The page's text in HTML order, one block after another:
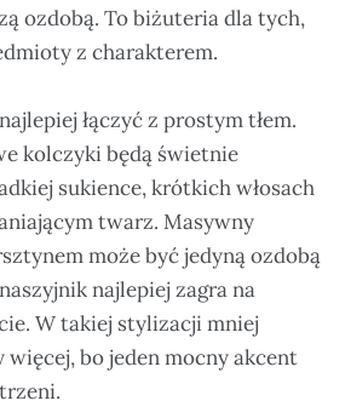
ozdobą. To biżuteria dla tych,
z charakterem.
łączyć z prostym tłem.
kolczyki będą świetnie
sukience, krótkich włosach
twarz. Masywny
może być jedyną ozdobą
najlepiej zagra na
W takiej stylizacji mniej
więcej, bo jeden mocny akcent